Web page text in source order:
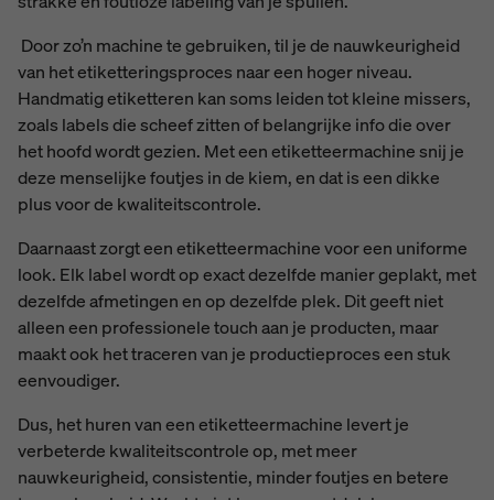
Door zo’n machine te gebruiken, til je de nauwkeurigheid
van het etiketteringsproces naar een hoger niveau.
Handmatig etiketteren kan soms leiden tot kleine missers,
zoals labels die scheef zitten of belangrijke info die over
het hoofd wordt gezien. Met een etiketteermachine snij je
deze menselijke foutjes in de kiem, en dat is een dikke
plus voor de kwaliteitscontrole.
Daarnaast zorgt een etiketteermachine voor een uniforme
look. Elk label wordt op exact dezelfde manier geplakt, met
dezelfde afmetingen en op dezelfde plek. Dit geeft niet
alleen een professionele touch aan je producten, maar
maakt ook het traceren van je productieproces een stuk
eenvoudiger.
Dus, het huren van een etiketteermachine levert je
verbeterde kwaliteitscontrole op, met meer
nauwkeurigheid, consistentie, minder foutjes en betere